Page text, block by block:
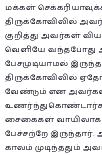
மக்கள்
திருக்கோவிலில்
குறித்து அவர்கள்
வெளியே வந்தபோது
பேசமுடியாமல்
திருக்கோவிலில்
வேண்டும் என
சைகைகள் வாயிலாக
பேச்சற்றே
காலம் முடிந்ததும்